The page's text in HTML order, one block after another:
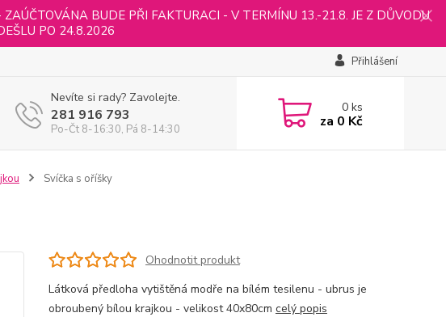
BUDE PŘI FAKTURACI - V TERMÍNU 13.-21.8. JE Z DŮVODU
PO 24.8.2026
Přihlášení
Nevíte si rady? Zavolejte.
281 916 793
Po-Čt 8-16:30, Pá 8-14:30
0ks
za 0 Kč
Svíčka s oříšky
Ohodnotit produkt
Látková předloha vytištěná modře na bílém tesilenu - ubrus je
obroubený bílou krajkou - velikost 40x80cm celý popis